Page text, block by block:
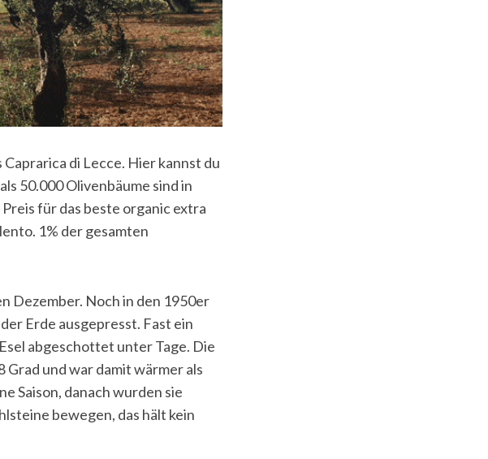
di Lecce. Hier kannst du
50.000 Olivenbäume sind in
für das beste organic extra
1% der gesamten
Dezember. Noch in den 1950er
Erde ausgepresst. Fast ein
abgeschottet unter Tage. Die
Grad und war damit wärmer als
Saison, danach wurden sie
bewegen, das hält kein